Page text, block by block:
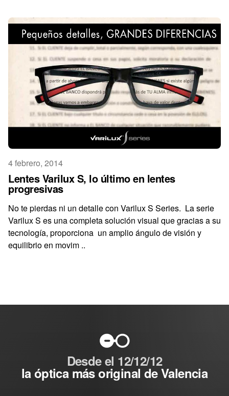
4 febrero, 2014
Lentes Varilux S, lo último en lentes
progresivas
No te pierdas ni un detalle con Varilux S Series. La serie
Varilux S es una completa solución visual que gracias a su
tecnología, proporciona un amplio ángulo de visión y
equilibrio en movim ..
Desde el 12/12/12
la óptica más original de Valencia